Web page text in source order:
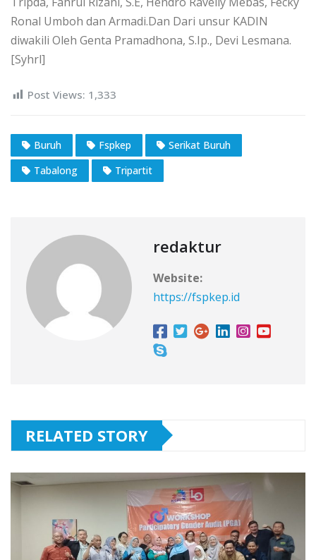
Ronal Umboh dan Armadi.Dan Dari unsur KADIN
diwakili Oleh Genta Pramadhona, S.Ip., Devi Lesmana.
[Syhrl]
Post Views: 1,333
Buruh Fspkep
Serikat Buruh
Tabalong
Tripartit
redaktur
Website:
https://fspkep.id
RELATED STORY